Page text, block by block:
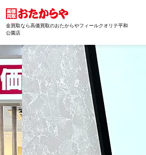
金買取なら高価買取のおたからやフィールクオリテ平和
公園店